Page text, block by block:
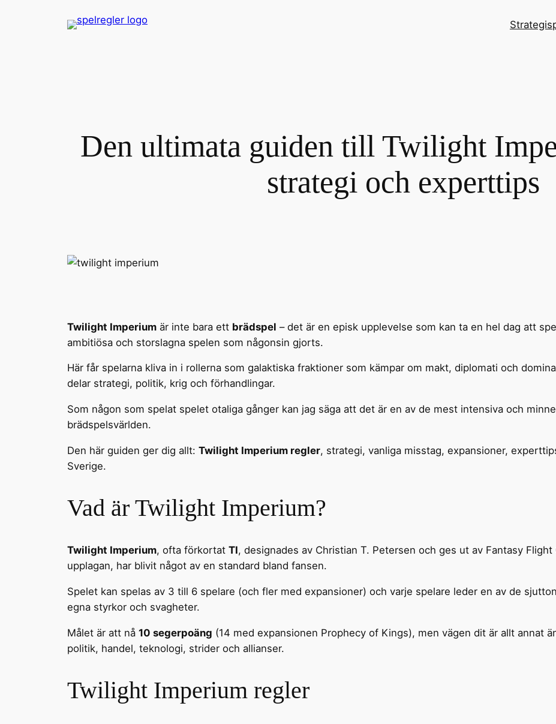
Den ultimata guiden till Twilight
strategi och experttips
Twilight Imperium är inte bara ett brädspel – det är en episk upplevelse som kan ta en hel dag att
ambitiösa och storslagna spelen som någonsin gjorts.
Här får spelarna kliva in i rollerna som galaktiska fraktioner som kämpar om makt, diplomati och
delar strategi, politik, krig och förhandlingar.
Som någon som spelat spelet otaliga gånger kan jag säga att det är en av de mest intensiva och
brädspelsvärlden.
Den här guiden ger dig allt: Twilight Imperium regler, strategi, vanliga misstag, expansioner,
Sverige.
Vad är Twilight Imperium?
Twilight Imperium, ofta förkortat TI, designades av Christian T. Petersen och ges ut av Fantasy
upplagan, har blivit något av en standard bland fansen.
Spelet kan spelas av 3 till 6 spelare (och fler med expansioner) och varje spelare leder en av de
egna styrkor och svagheter.
Målet är att nå 10 segerpoäng (14 med expansionen Prophecy of Kings), men vägen dit är allt annat
politik, handel, teknologi, strider och allianser.
Twilight Imperium regler